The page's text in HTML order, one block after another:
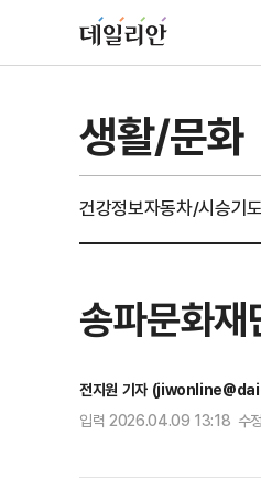
생활/문화
건강정보자동차/시승기
송파문화
전지원 기자
입력 2026.04.09 13:18 수